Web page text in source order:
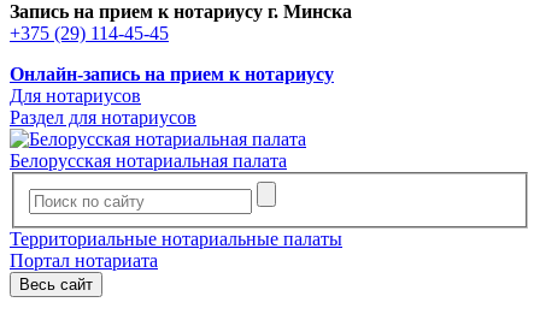
Запись на прием к нотариусу г. Минска
+375 (29) 114-45-45
Онлайн-запись на прием к нотариусу
Для нотариусов
Раздел для нотариусов
Белорусская нотариальная палата
Территориальные нотариальные палаты
Портал нотариата
Весь сайт